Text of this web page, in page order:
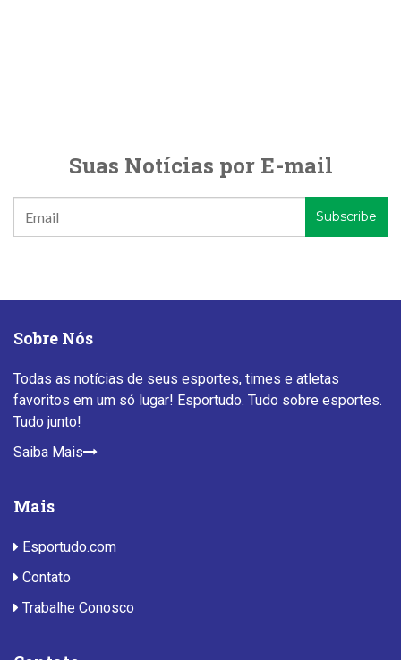
Suas Notícias por E-mail
Sobre Nós
Todas as notícias de seus esportes, times e atletas
favoritos em um só lugar! Esportudo. Tudo sobre esportes.
Tudo junto!
Saiba Mais
Mais
Esportudo.com
Contato
Trabalhe Conosco